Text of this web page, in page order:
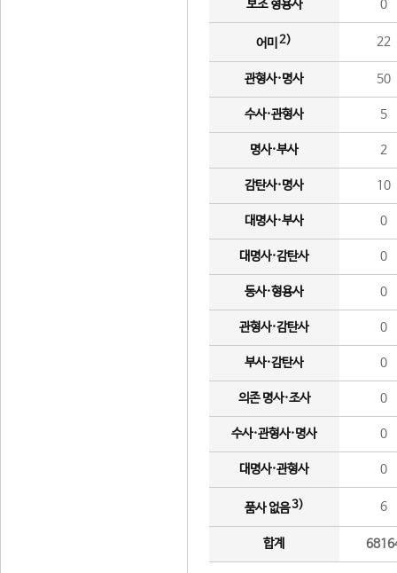
보조 형용사 0
어미 2) 22
관형사·명사 50
수사·관형사 5
명사·부사 2
감탄사·명사 10
대명사·부사 0
대명사·감탄사 0
동사·형용사 0
관형사·감탄사 0
부사·감탄사 0
의존 명사·조사 0
수사·관형사·명사 0
대명사·관형사 0
품사 없음3) 6
합계